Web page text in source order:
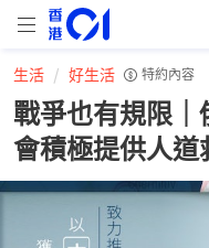
生活 好生活 特約內容
戰爭也有規限
會積極提供人道